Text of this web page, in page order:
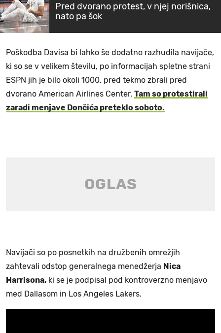
Pred dvorano protest, v njej norišnica,
nato pa šok
Poškodba Davisa bi lahko še dodatno razhudila navijače,
ki so se v velikem številu, po informacijah spletne strani
ESPN jih je bilo okoli 1000, pred tekmo zbrali pred
dvorano American Airlines Center. Tam so protestirali
zaradi menjave Dončića preteklo soboto.
Navijači so po posnetkih na družbenih omrežjih
zahtevali odstop generalnega menedžerja Nica
Harrisona, ki se je podpisal pod kontroverzno menjavo
med Dallasom in Los Angeles Lakers.